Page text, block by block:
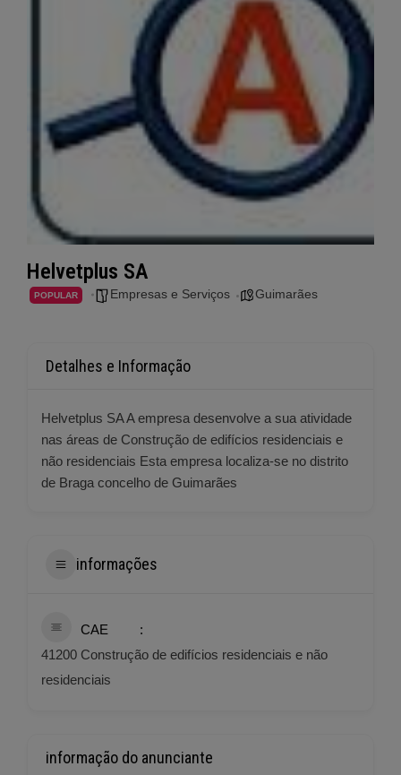
Helvetplus SA
POPULAR Empresas e Serviços Guimarães
Detalhes e Informação
Helvetplus SA A empresa desenvolve a sua atividade
nas áreas de Construção de edifícios residenciais e
não residenciais Esta empresa localiza-se no distrito
de Braga concelho de Guimarães
informações
CAE
41200 Construção de edifícios residenciais e não
residenciais
informação do anunciante